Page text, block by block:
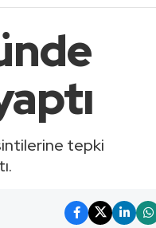
tepki